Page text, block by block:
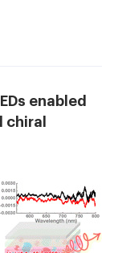
enabled
chiral